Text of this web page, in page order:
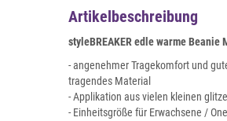
Artikelbeschreibung
styleBREAKER edle warme
- angenehmer Tragekomfort und
tragendes Material
- Applikation aus vielen kleinen
- Einheitsgröße für Erwachsene /